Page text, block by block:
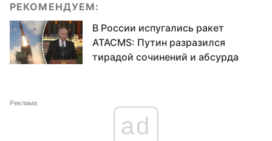
РЕКОМЕНДУЕМ:
В России испугались ракет
ATACMS: Путин разразился
тирадой сочинений и абсурда
Реклама
ad